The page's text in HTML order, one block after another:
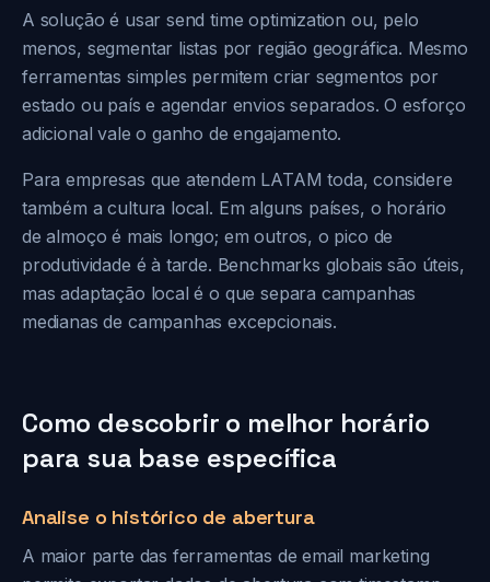
A solução é usar send time optimization ou, pelo
menos, segmentar listas por região geográfica. Mesmo
ferramentas simples permitem criar segmentos por
estado ou país e agendar envios separados. O esforço
adicional vale o ganho de engajamento.
Para empresas que atendem LATAM toda, considere
também a cultura local. Em alguns países, o horário
de almoço é mais longo; em outros, o pico de
produtividade é à tarde. Benchmarks globais são úteis,
mas adaptação local é o que separa campanhas
medianas de campanhas excepcionais.
Como descobrir o melhor horário
para sua base específica
Analise o histórico de abertura
A maior parte das ferramentas de email marketing